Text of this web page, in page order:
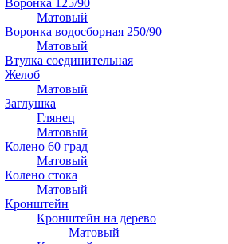
Воронка 125/90
Матовый
Воронка водосборная 250/90
Матовый
Втулка соединительная
Желоб
Матовый
Заглушка
Глянец
Матовый
Колено 60 град
Матовый
Колено стока
Матовый
Кронштейн
Кронштейн на дерево
Матовый